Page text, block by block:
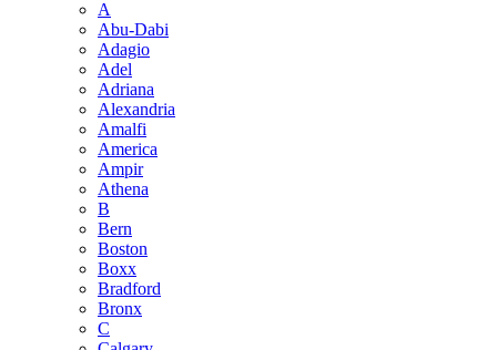
A
Abu-Dabi
Adagio
Adel
Adriana
Alexandria
Amalfi
America
Ampir
Athena
B
Bern
Boston
Boxx
Bradford
Bronx
C